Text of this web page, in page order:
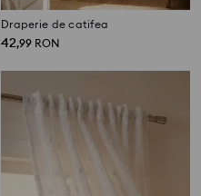
Draperie de catifea
42,99 RON